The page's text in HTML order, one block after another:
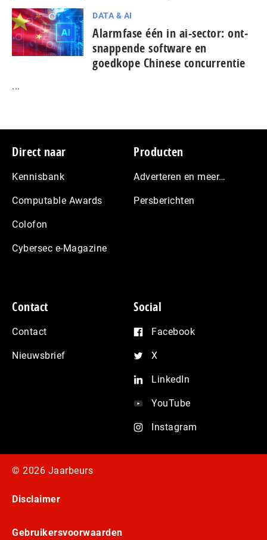
DATA & AI
Alarmfase één in ai-sector: ont­
snap­pen­de software en
goedkope Chinese con­cur­ren­tie
...
Footer
Direct naar
Kennisbank
Computable Awards
Colofon
Cybersec e-Magazine
Producten
Adverteren en meer…
Persberichten
Contact
Contact
Nieuwsbrief
Social
Facebook
X
LinkedIn
YouTube
Instagram
© 2026 Jaarbeurs
Disclaimer
Gebruikersvoorwaarden